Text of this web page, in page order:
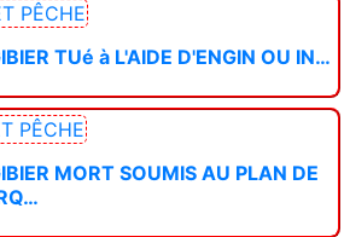
PÊCHE
TUé à L'AIDE D'ENGIN OU IN…
PÊCHE
MORT SOUMIS AU PLAN DE